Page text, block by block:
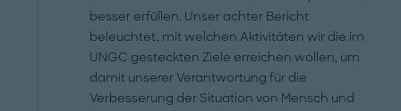
besser erfüllen. Unser achter Bericht
beleuchtet, mit welchen Aktivitäten wir die im
UNGC gesteckten Ziele erreichen wollen, um
damit unserer Verantwortung für die
Verbesserung der Situation von Mensch und